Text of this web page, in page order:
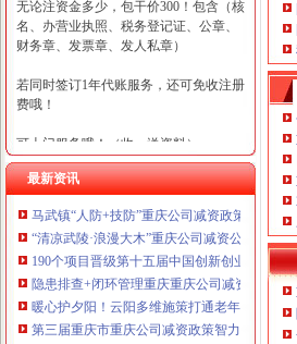
无论注资金多少，包干价300！包含（核
名、办营业执照、税务登记证、公章、
财务章、发票章、发人私章）
若同时签订1年代账服务，还可免收注册
费哦！
可上门服务哦！（收、送资料）
可加急服务哦！（最快可1工作日）
可代理开银行账户！（我们有长期合作
的银行，可免银行年费用）
咨询热线：023-63653351/63653355、13
320337068、13368080804，一通电话，
优惠多多！
最新资讯
马武镇“人防+技防”重庆公司减资政策齐发力
“清凉武陵·浪漫大木”重庆公司减资公告杯中
190个项目晋级第十五届中国创新创业大赛重
隐患排查+闭环管理重庆重庆公司减资代办全
暖心护夕阳！云阳多维施策打通老年助餐服务
第三届重庆市重庆公司减资政策智力运动会